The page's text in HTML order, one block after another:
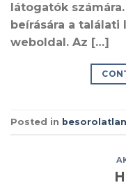
látogatók
beírására a
weboldal. Az […]
Posted in besorolatlan